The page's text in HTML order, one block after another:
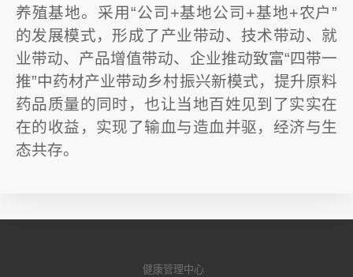
养殖基地。采用“公司+基地公司+基地+农户”
的发展模式，形成了产业带动、技术带动、就
业带动、产品增值带动、企业推动致富“四带一
推”中药材产业带动乡村振兴新模式，提升原料
药品质量的同时，也让当地百姓见到了实实在
在的收益，实现了输血与造血并驱，经济与生
态共存。
健康管理中心